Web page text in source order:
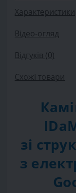
Характеристики
Відео-огляд
Відгуків (0)
Схожі товари
зі
з